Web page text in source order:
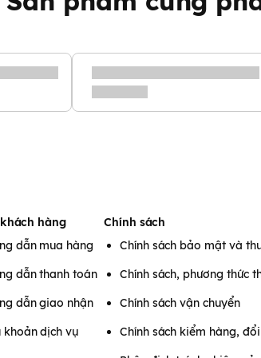
biển
hạt nêm ( tương đương 4gr
và bảo quản ngăn mát tủ
hàng
dẫn mua hàng
dẫn thanh toán
dẫn giao nhận
khoản dịch vụ
Chính sách
Chính sách bảo mật và
Chính sách, phương thức
Chính sách vận chuyển
Chính sách kiểm hàng,